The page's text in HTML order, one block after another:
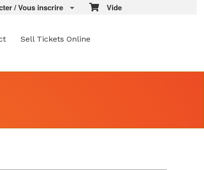
Vide
/ Vous inscrire
Sell Tickets Online